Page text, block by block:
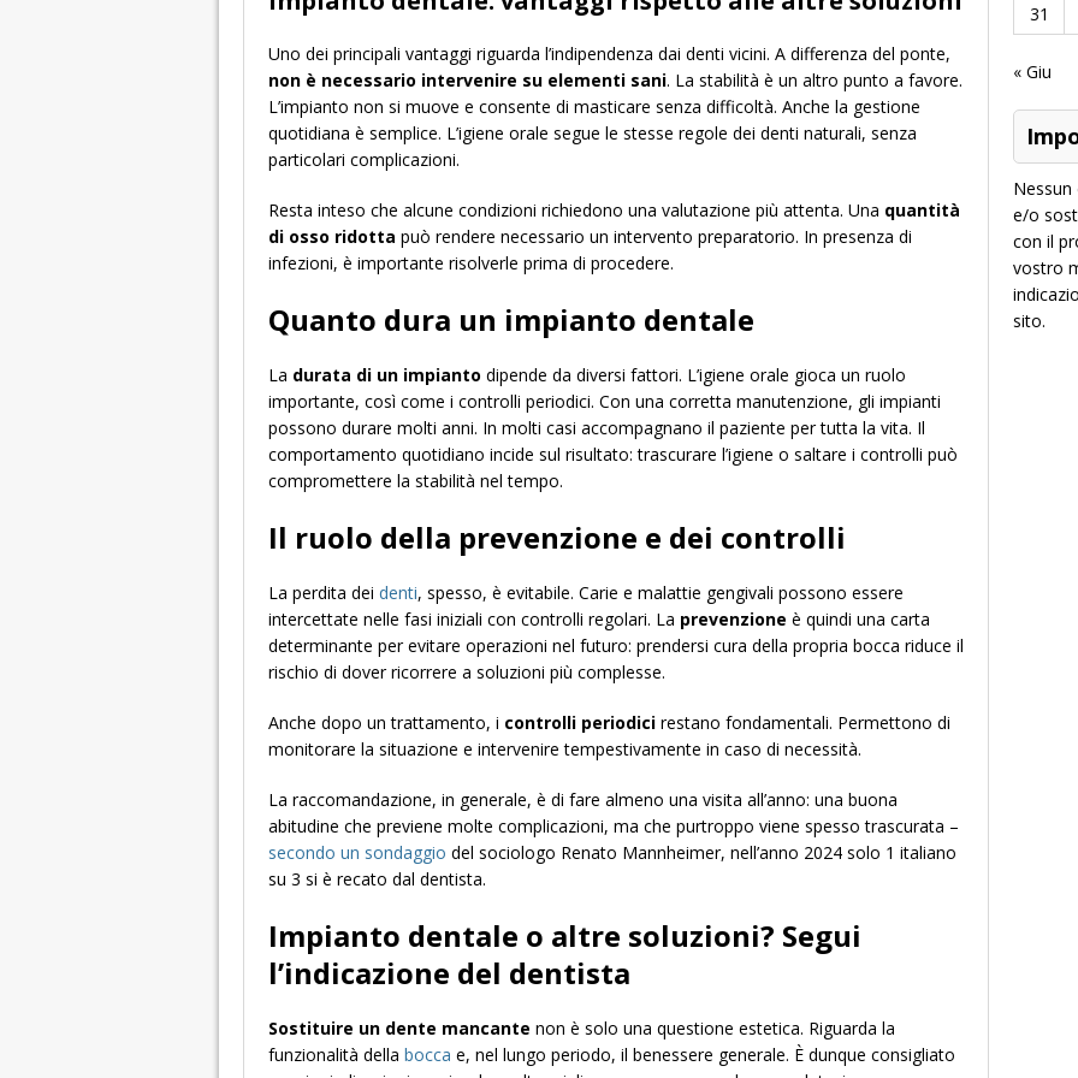
Uno dei principali vantaggi riguarda l’indipendenza dai denti vicini. A differenza del ponte,
non è necessario intervenire su elementi sani. La stabilità è un altro punto a favore.
L’impianto non si muove e consente di masticare senza difficoltà. Anche la gestione
quotidiana è semplice. L’igiene orale segue le stesse regole dei denti naturali, senza
particolari complicazioni.
Resta inteso che alcune condizioni richiedono una valutazione più attenta. Una quantità
di osso ridotta può rendere necessario un intervento preparatorio. In presenza di
infezioni, è importante risolverle prima di procedere.
Quanto dura un impianto dentale
La durata di un impianto dipende da diversi fattori. L’igiene orale gioca un ruolo
importante, così come i controlli periodici. Con una corretta manutenzione, gli impianti
possono durare molti anni. In molti casi accompagnano il paziente per tutta la vita. Il
comportamento quotidiano incide sul risultato: trascurare l’igiene o saltare i controlli può
compromettere la stabilità nel tempo.
Il ruolo della prevenzione e dei controlli
La perdita dei denti, spesso, è evitabile. Carie e malattie gengivali possono essere
intercettate nelle fasi iniziali con controlli regolari. La prevenzione è quindi una carta
determinante per evitare operazioni nel futuro: prendersi cura della propria bocca riduce il
rischio di dover ricorrere a soluzioni più complesse.
Anche dopo un trattamento, i controlli periodici restano fondamentali. Permettono di
monitorare la situazione e intervenire tempestivamente in caso di necessità.
La raccomandazione, in generale, è di fare almeno una visita all’anno: una buona
abitudine che previene molte complicazioni, ma che purtroppo viene spesso trascurata –
secondo un sondaggio del sociologo Renato Mannheimer, nell’anno 2024 solo 1 italiano
su 3 si è recato dal dentista.
Impianto dentale o altre soluzioni? Segui
l’indicazione del dentista
Sostituire un dente mancante non è solo una questione estetica. Riguarda la
funzionalità della bocca e, nel lungo periodo, il benessere generale. È dunque consigliato
31
« Giu
e/o
con il
vostro
sito.